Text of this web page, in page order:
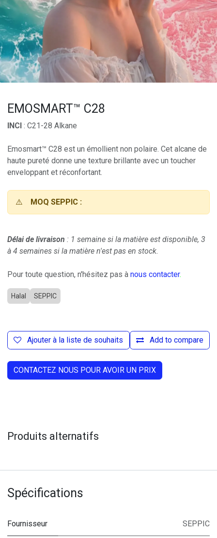
EMOSMART™ C28
INCI : C21-28 Alkane
Emosmart™ C28 est un émollient non polaire. Cet alcane de
haute pureté donne une texture brillante avec un toucher
enveloppant et réconfortant.
⚠️ MOQ SEPPIC :
Délai de livraison : 1 semaine si la matière est disponible, 3
à 4 semaines si la matière n'est pas en stock.
Pour toute question, n'hésitez pas à nous contacter.
Halal SEPPIC
Add to compare
Ajouter à la liste de souhaits
CONTACTEZ NOUS POUR AVOIR UN PRIX
Produits alternatifs
Spécifications
Fournisseur SEPPIC